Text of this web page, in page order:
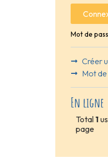
Mot de
Créer
Mot
En ligne
Total 1
page